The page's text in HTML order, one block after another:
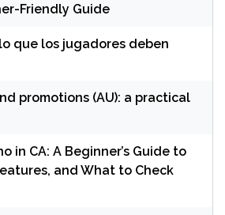
Friendly Guide
que los jugadores deben
promotions (AU): a practical
in CA: A Beginner’s Guide to
and What to Check